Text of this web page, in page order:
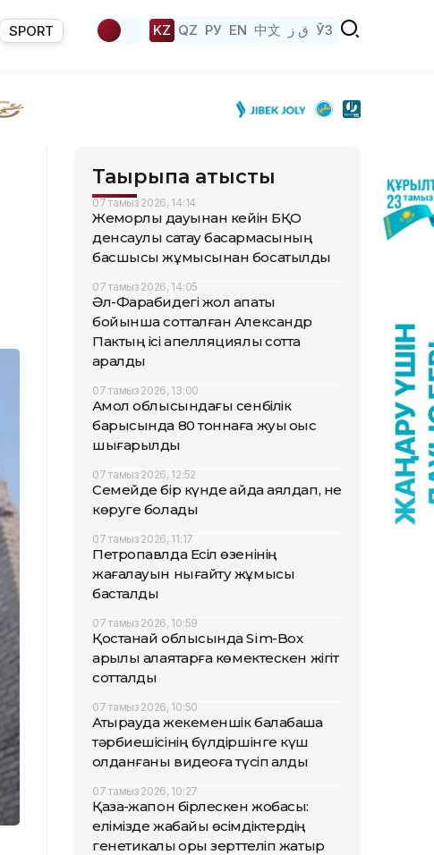
SPORT KZ QZ РУ EN 中文 ق ز ЎЗ
Тақырыпқа қатысты
07 тамыз 2026, 14:14
Жемқорлық дауынан кейін БҚО
денсаулық сақтау басқармасының
басшысы жұмысынан босатылды
07 тамыз 2026, 14:05
Әл-Фарабидегі жол апаты
бойынша сотталған Александр
Пактың ісі апелляциялық сотта
қаралды
07 тамыз 2026, 13:00
Ақмол облысындағы сенбілік
барысында 80 тоннаға жуық қоқыс
шығарылды
07 тамыз 2026, 12:52
Семейде бір күнде қайда аялдап, не
көруге болады
07 тамыз 2026, 11:17
Петропавлда Есіл өзенінің
жағалауын нығайту жұмысы
басталды
07 тамыз 2026, 10:59
Қостанай облысында Sim-Box
арқылы алаяқтарға көмектескен жігіт
сотталды
07 тамыз 2026, 10:50
Атырауда жекеменшік балабақша
тәрбиешісінің бүлдіршінге күш
қолданғаны видеоға түсіп қалды
07 тамыз 2026, 10:27
Қазақ-жапон бірлескен жобасы:
елімізде жабайы өсімдіктердің
генетикалық қоры зерттеліп жатыр